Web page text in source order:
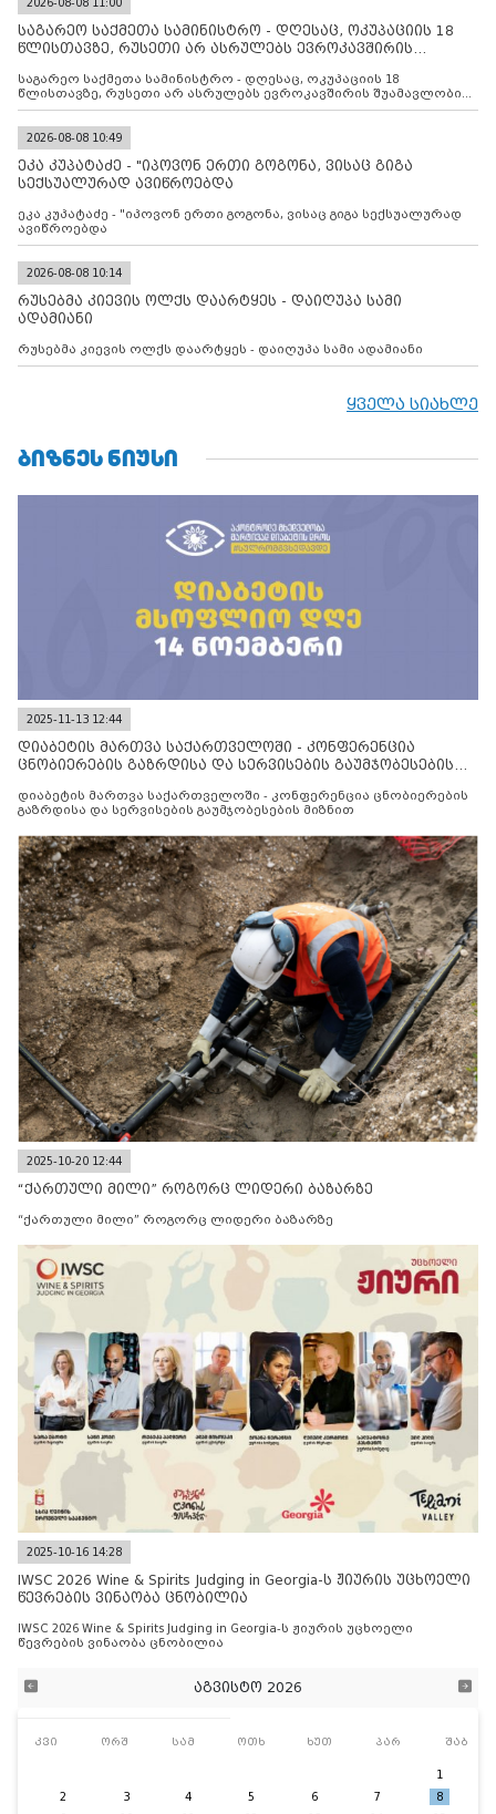
2026-08-08 11:00
საგარეო საქმეთა სამინისტრო - დღესაც, ოკუპაციის 18
წლისთავზე, რუსეთი არ ასრულებს ევროკავშირის
საგარეო საქმეთა სამინისტრო - დღესაც, ოკუპაციის 18
წლისთავზე, რუსეთი არ ასრულებს ევროკავშირის შუამავლობით
დადებულ 2008 წლის 12 აგვისტოს ცეცხლის შეწყვეტის
კონტროლს ოკუპირებულ რეგიონებში, აგრძელებს მათი
მილიტარიზაციის პროცესს და აქტიურად დგამს ნაბიჯებს მათი
ფაქტობრივი ანექსიისკენ
2026-08-08 10:49
ეკა კუპატაძე - "იპოვონ ერთი გოგონა, ვისაც გიგა
სექსუალურად ავიწროებდა
ეკა კუპატაძე - "იპოვონ ერთი გოგონა, ვისაც გიგა სექსუალურად
ავიწროებდა
2026-08-08 10:14
რუსებმა კიევის ოლქს დაარტყეს - დაიღუპა სამი
ადამიანი
რუსებმა კიევის ოლქს დაარტყეს - დაიღუპა სამი ადამიანი
ყველა სიახლე
ᲑᲘᲖᲜᲔᲡ ᲜᲘᲣᲡᲘ
2025-11-13 12:44
დიაბეტის მართვა საქართველოში - კონფერენცია
ცნობიერების გაზრდისა და სერვისების გაუმჯობესების
დიაბეტის მართვა საქართველოში - კონფერენცია ცნობიერების
გაზრდისა და სერვისების გაუმჯობესების მიზნით
2025-10-20 12:44
“ქართული მილი” როგორც ლიდერი ბაზარზე
“ქართული მილი” როგორც ლიდერი ბაზარზე
2025-10-16 14:28
IWSC 2026 Wine & Spirits Judging in Georgia-ს ჟიურის უცხოელი
წევრების ვინაობა ცნობილია
IWSC 2026 Wine & Spirits Judging in Georgia-ს ჟიურის უცხოელი
წევრების ვინაობა ცნობილია
აგვისტო 2026
კვი ორშ სამ ოთხ ხუთ პარ შაბ
1
2
3 4 5 6 7
8